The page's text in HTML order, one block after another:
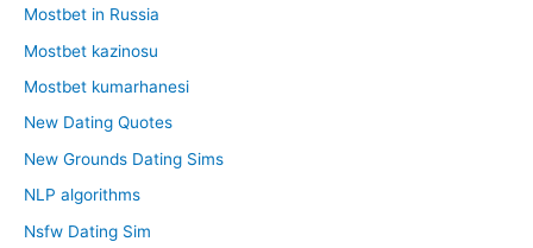
Mostbet in Russia
Mostbet kazinosu
Mostbet kumarhanesi
New Dating Quotes
New Grounds Dating Sims
NLP algorithms
Nsfw Dating Sim